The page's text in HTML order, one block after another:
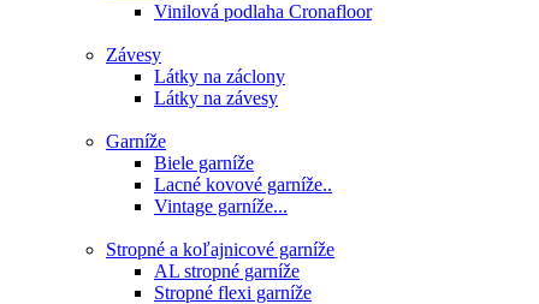
Vinilová podlaha Cronafloor
Závesy
Látky na záclony
Látky na závesy
Garníže
Biele garníže
Lacné kovové garníže..
Vintage garníže...
Stropné a koľajnicové garníže
AL stropné garníže
Stropné flexi garníže